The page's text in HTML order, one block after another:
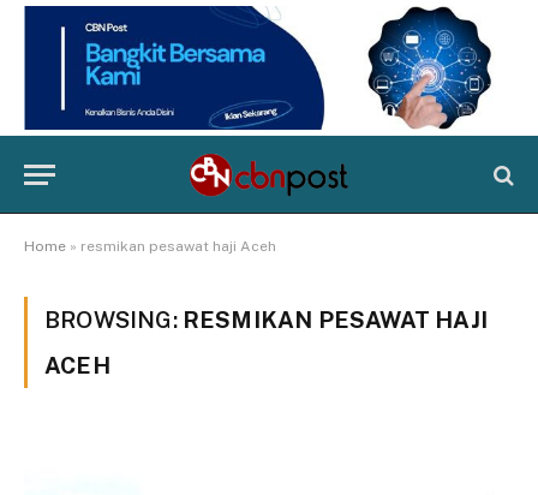
Home » resmikan pesawat haji Aceh
BROWSING: RESMIKAN PESAWAT HAJI
ACEH